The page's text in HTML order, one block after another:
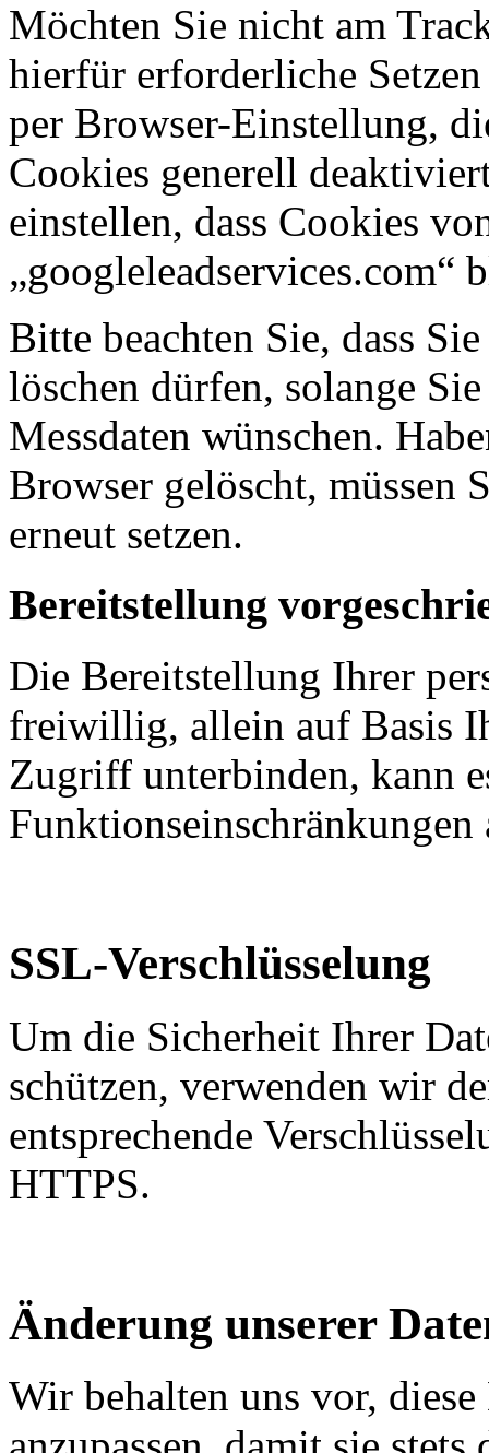
Möchten Sie nicht am
hierfür erforderliche
per Browser-Einstellung,
Cookies generell
einstellen, dass Cookies
„googleleadservices.com“
Bitte beachten Sie, dass
löschen dürfen, solange
Messdaten wünschen.
Browser gelöscht, müssen
erneut setzen.
Bereitstellung
Die Bereitstellung Ihrer
freiwillig, allein auf Basis
Zugriff unterbinden, kann
SSL-Verschlüsselung
Um die Sicherheit Ihrer
schützen, verwenden wir
entsprechende
HTTPS.
Änderung unserer
Wir behalten uns vor,